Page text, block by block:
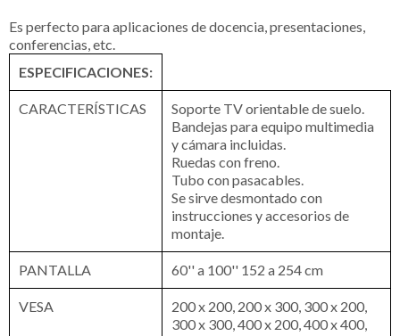
Es perfecto para aplicaciones de docencia, presentaciones,
conferencias, etc.
ESPECIFICACIONES:
CARACTERÍSTICAS
Soporte TV orientable de suelo.
Bandejas para equipo multimedia
y cámara incluidas.
Ruedas con freno.
Tubo con pasacables.
Se sirve desmontado con
instrucciones y accesorios de
montaje.
PANTALLA 60'' a 100'' 152 a 254 cm
VESA
200 x 200, 200 x 300, 300 x 200,
300 x 300, 400 x 200, 400 x 400,